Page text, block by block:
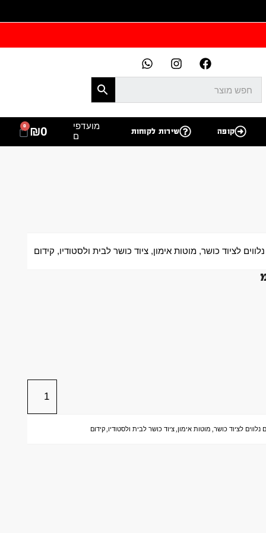
קופה שירות לקוחות
מועדפי
ם
₪0
0
לציוד כושר,מוטות אימון,ציוד כושר לבית ולסטודיו, קידום
נלווים לציוד כושר, מוטות אימון,ציוד כושר לבית ולסטודיו,קידום